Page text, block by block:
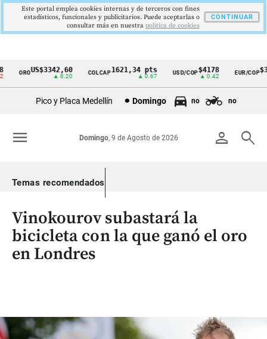
Cintillo
Colombia
OROUS$3342,60
▲ 8.20
COLCAP1621,34 pts
▲ 0.67
USD/COP$4178
▲ 0.42
EUR/COP
Pico y Placa Medellín Domingo no no
person search
Domingo, 9 de Agosto de 2026
menu
Temas recomendados
Vinokourov subastará la
bicicleta con la que ganó el oro
en Londres
Este portal emplea cookies internas y de terceros con fines
estadísticos, funcionales y publicitarios. Puede aceptarlas o
consultar más en nuestra politica de cookies
CONTINUAR